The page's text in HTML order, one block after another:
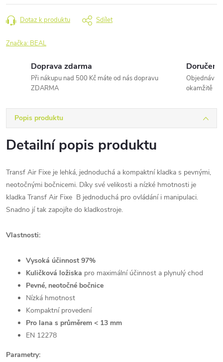
Dotaz k produktu Sdílet
Značka: BEAL
Doprava zdarma
Při nákupu nad 500 Kč máte od nás dopravu
ZDARMA
Doručení
okamžitě
Popis produktu
Detailní popis produktu
Transf Air Fixe je lehká, jednoduchá a kompaktní kladka s pevnými,
neotočnými bočnicemi. Díky své velikosti a nízké hmotnosti je
kladka Transf Air Fixe B jednoduchá pro ovládání i manipulaci.
Snadno jí tak zapojíte do kladkostroje.
Vlastnosti:
Vysoká účinnost 97%
Kuličková ložiska pro maximální účinnost a plynulý chod
Pevné, neotočné bočnice
Nízká hmotnost
Kompaktní provedení
Pro lana s průměrem < 13 mm
EN 12278
Parametry: